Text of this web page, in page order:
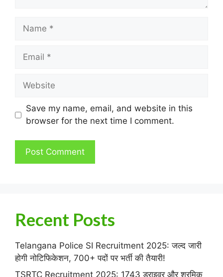
Name
Email
Website
Save my name, email, and website in this
browser for the next time I comment.
Recent Posts
Telangana Police SI Recruitment 2025: जल्द जारी
होगी नोटिफिकेशन, 700+ पदों पर भर्ती की तैयारी!
TSRTC Recruitment 2025: 1743 ड्राइवर और श्रमिक